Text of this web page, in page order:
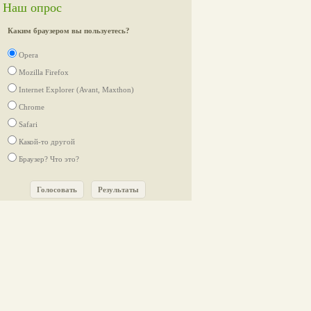
Наш опрос
Каким браузером вы пользуетесь?
Opera
Mozilla Firefox
Internet Explorer (Avant, Maxthon)
Chrome
Safari
Какой-то другой
Браузер? Что это?
Голосовать Результаты